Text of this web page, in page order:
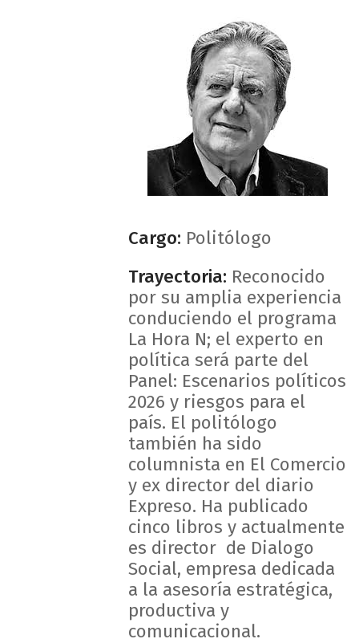
Cargo: Politólogo
Trayectoria: Reconocido
por su amplia experiencia
conduciendo el programa
La Hora N; el experto en
política será parte del
Panel: Escenarios políticos
2026 y riesgos para el
país. El politólogo
también ha sido
columnista en El Comercio
y ex director del diario
Expreso. Ha publicado
cinco libros y actualmente
es director de Dialogo
Social, empresa dedicada
a la asesoría estratégica,
productiva y
comunicacional.